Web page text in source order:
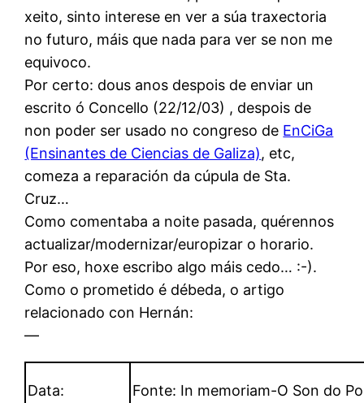
xeito, sinto interese en ver a súa traxectoria
no futuro, máis que nada para ver se non me
equivoco.
Por certo: dous anos despois de enviar un
escrito ó Concello (22/12/03) , despois de
non poder ser usado no congreso de EnCiGa
(Ensinantes de Ciencias de Galiza), etc,
comeza a reparación da cúpula de Sta.
Cruz…
Como comentaba a noite pasada, quérennos
actualizar/modernizar/europizar o horario.
Por eso, hoxe escribo algo máis cedo… :-).
Como o prometido é débeda, o artigo
relacionado con Hernán:
—
Data:
Fonte: In memoriam-O Son do